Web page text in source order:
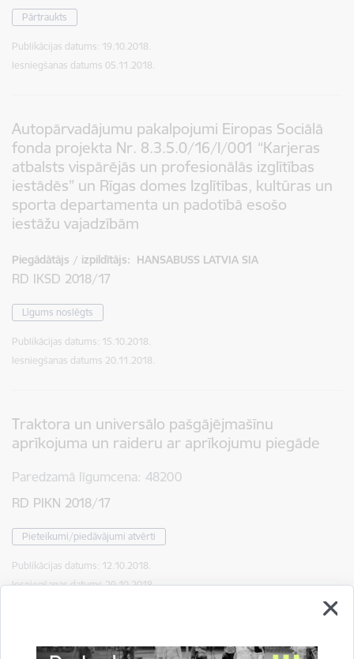
Pārtraukts
Publikācijas datums: 19.10.2018.
Iesniegšanas datums 05.11.2018.
Autopārvadājumu pakalpojumi Eiropas Sociālā
fonda projekta Nr. 8.3.5.0/16/I/001 “Karjeras
atbalsts vispārējās un profesionālās izglītības
iestādēs” un Rīgas domes Izglītības, kultūras un
sporta departamenta un padotībā esošo
iestāžu vajadzībām
Piegādātājs / izpildītājs: HANSABUSS LATVIA SIA
RD IKSD 2018/17
Līgums noslēgts
Publikācijas datums: 15.10.2018.
Iesniegšanas datums 20.11.2018.
Traktora un universālo pašgājējmašīnu
aprīkojuma un raideru ar aprīkojumu piegāde
Paredzamā līgumcena 48200
RD PIKN 2018/17
Pieteikumi/piedāvājumi atvērti
Publikācijas datums: 12.10.2018.
Iesniegšanas datums 29.10.2018.
Rīgas Centrāltirgus revitalizācija